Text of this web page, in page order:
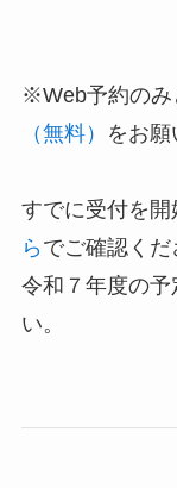
※Web予約のみ
（無料）
をお願
すでに受付を
ら でご確認くだ
令和７年度の予
い。